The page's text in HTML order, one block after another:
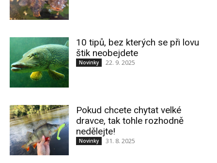
10 tipů, bez kterých se při lovu
štik neobejdete
Novinky 22. 9. 2025
Pokud chcete chytat velké
dravce, tak tohle rozhodně
nedělejte!
Novinky 31. 8. 2025